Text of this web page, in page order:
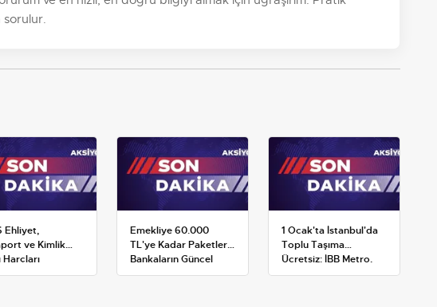
Ehliyet,
ve Kimlik
Harçları
Yeni
Emekliye 60.000
TL'ye Kadar Paketler:
Bankaların Güncel
Promosyon ve Ek
1 Ocak'ta İstanbul'da
Toplu Taşıma
Ücretsiz: İBB Metro,
Metrobüs ve Otobüs